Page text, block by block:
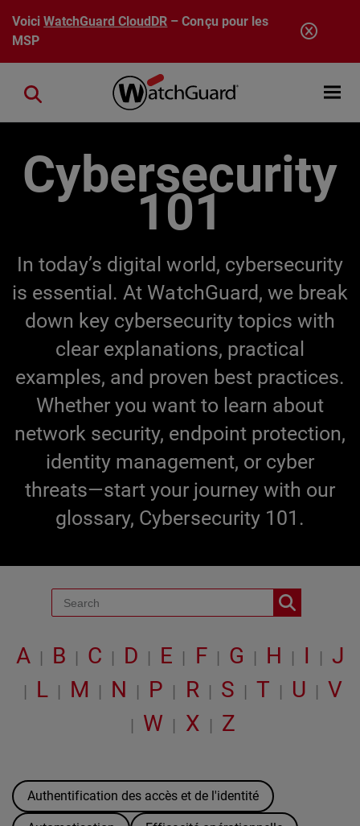
Aller au contenu principal
VoiciWatchGuard CloudDR – Conçu pour les
MSP
Open
Close search
Cybersecurity
101
In today’s digital world, cybersecurity
is essential. At WatchGuard, we break
down key cybersecurity topics with
clear explanations, practical
examples, and proven best practices.
Whether you want to learn about
network security, endpoint protection,
identity management, or cyber
threats—start your journey with our
glossary, Cybersecurity 101.
A | B | C | D | E | F | G | H | I | J
| L | M | N | P | R | S | T | U | V
| W | X | Z
Authentification des accès et de l'identité